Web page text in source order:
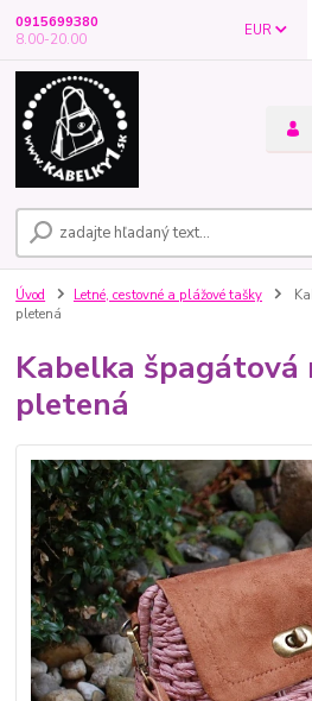
EUR
0915699380
8.00-20.00
Úvod Letné, cestovné a plážové tašky
pletená
Kabelka špagátová
pletená